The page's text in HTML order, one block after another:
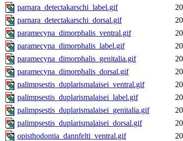
parnara_detectakarschi_label.gif
parnara_detectakarschi_dorsal.gif
paramecyna_dimorphalis_ventral.gif
paramecyna_dimorphalis_label.gif
paramecyna_dimorphalis_genitalia.gif
paramecyna_dimorphalis_dorsal.gif
palimpsestis_duplarismalaisei_ventral.gif
palimpsestis_duplarismalaisei_label.gif
palimpsestis_duplarismalaisei_genitalia.gif
palimpsestis_duplarismalaisei_dorsal.gif
opisthodontia_dannfelti_ventral.gif